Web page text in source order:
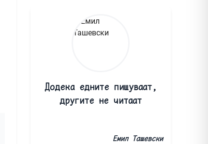
Додека едните пишуваат,
другите не читаат
Емил Ташевски